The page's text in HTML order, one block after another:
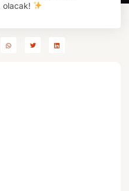
olacak!